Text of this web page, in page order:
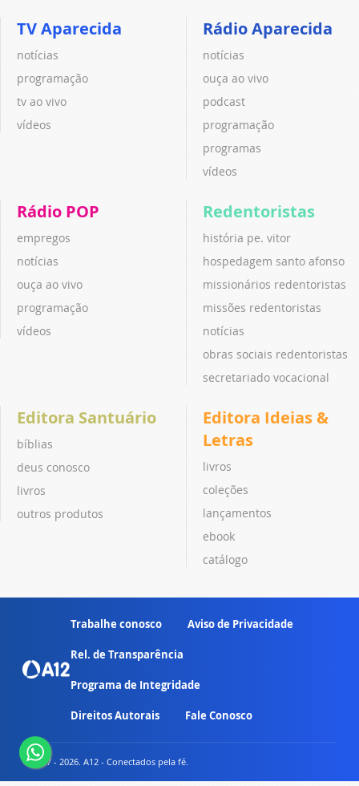
TV Aparecida
notícias
programação
tv ao vivo
vídeos
Rádio Aparecida
notícias
ouça ao vivo
podcast
programação
programas
vídeos
Rádio POP
empregos
notícias
ouça ao vivo
programação
vídeos
Redentoristas
história pe. vitor
hospedagem santo afonso
missionários redentoristas
missões redentoristas
notícias
obras sociais redentoristas
secretariado vocacional
Editora Santuário
bíblias
deus conosco
livros
outros produtos
Editora Ideias &
Letras
livros
coleções
lançamentos
ebook
catálogo
Trabalhe conosco Aviso de Privacidade
Rel. de Transparência
Programa de Integridade
Direitos Autorais Fale Conosco
© 2007 - 2026. A12 - Conectados pela fé.